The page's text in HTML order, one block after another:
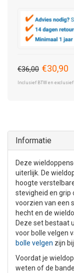
€36,00 €30,90
Inclusief BTW en
Informatie
Deze
uiterlijk. De
hoogte
stevigheid en grip
voorzien van een
hecht en de
Deze set bestaat
voor bolle velgen
bolle velgen zijn bij
Voordat je
weten of de